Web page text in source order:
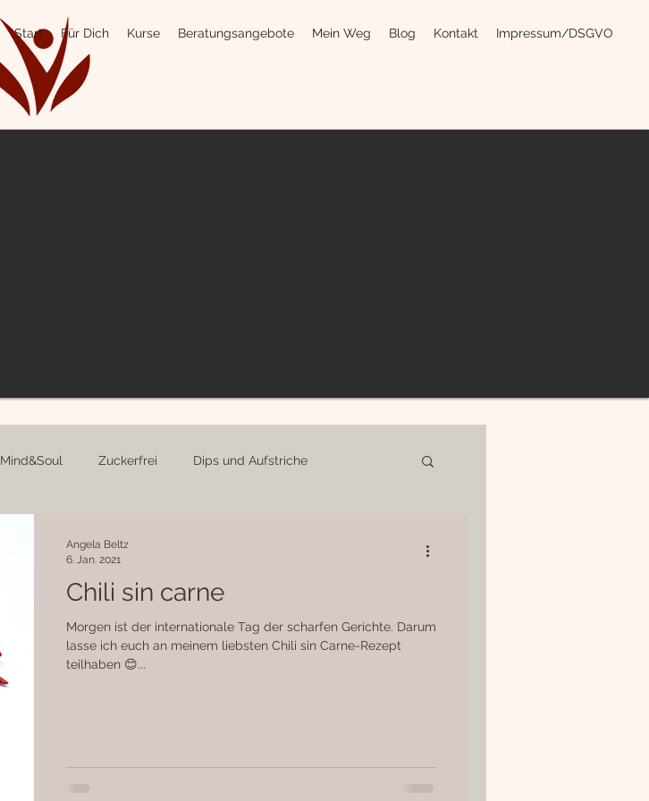
Start Für Dich Kurse Beratungsangebote Mein Weg Blog Kontakt Impressum/DSGVO
Mind&Soul Zuckerfrei Dips und Aufstriche
Community-Rezepte
Chili sin carne
Morgen ist der internationale Tag der scharfen Gerichte. Darum
lasse ich euch an meinem liebsten Chili sin Carne-Rezept
teilhaben 😊...
Angela Beltz
6. Jan. 2021